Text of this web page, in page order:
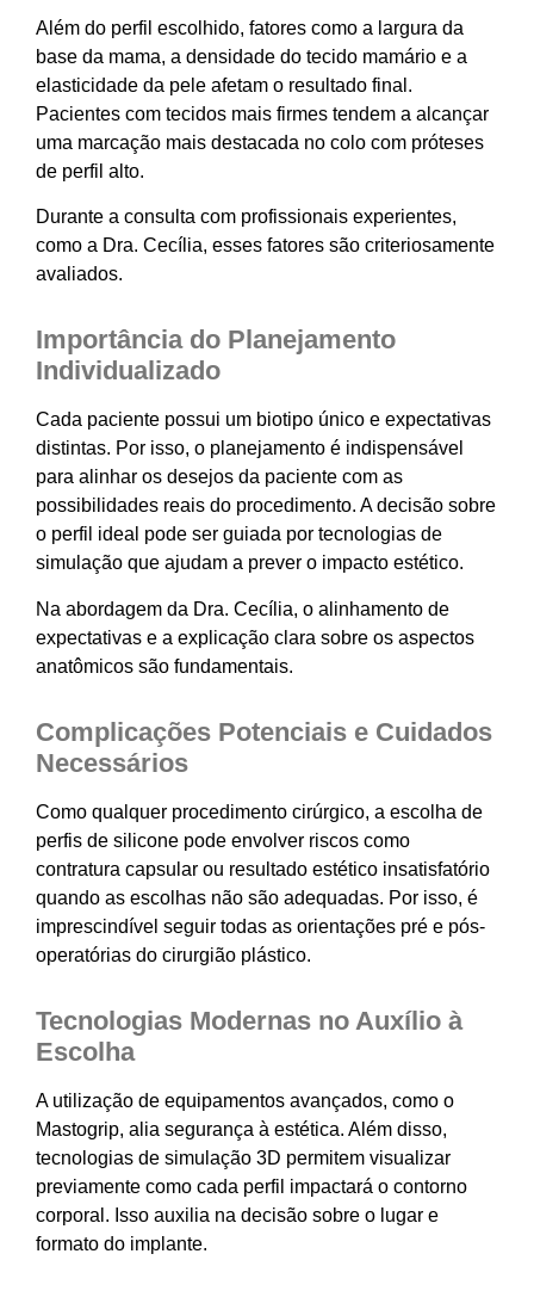
Além do perfil escolhido, fatores como a largura da
base da mama, a densidade do tecido mamário e a
elasticidade da pele afetam o resultado final.
Pacientes com tecidos mais firmes tendem a alcançar
uma marcação mais destacada no colo com próteses
de perfil alto.
Durante a consulta com profissionais experientes,
como a Dra. Cecília, esses fatores são criteriosamente
avaliados.
Importância do Planejamento
Individualizado
Cada paciente possui um biotipo único e expectativas
distintas. Por isso, o planejamento é indispensável
para alinhar os desejos da paciente com as
possibilidades reais do procedimento. A decisão sobre
o perfil ideal pode ser guiada por tecnologias de
simulação que ajudam a prever o impacto estético.
Na abordagem da Dra. Cecília, o alinhamento de
expectativas e a explicação clara sobre os aspectos
anatômicos são fundamentais.
Complicações Potenciais e Cuidados
Necessários
Como qualquer procedimento cirúrgico, a escolha de
perfis de silicone pode envolver riscos como
contratura capsular ou resultado estético insatisfatório
quando as escolhas não são adequadas. Por isso, é
imprescindível seguir todas as orientações pré e pós-
operatórias do cirurgião plástico.
Tecnologias Modernas no Auxílio à
Escolha
A utilização de equipamentos avançados, como o
Mastogrip, alia segurança à estética. Além disso,
tecnologias de simulação 3D permitem visualizar
previamente como cada perfil impactará o contorno
corporal. Isso auxilia na decisão sobre o lugar e
formato do implante.